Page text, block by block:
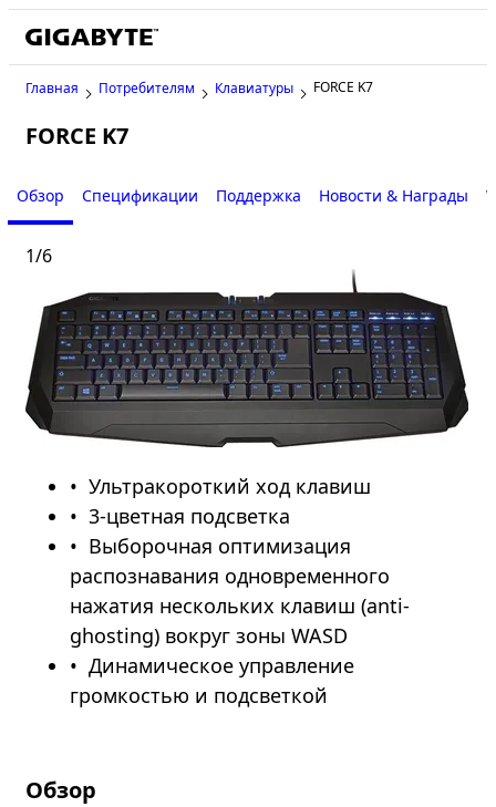
Главная Потребителям Клавиатуры FORCE K7
FORCE K7
Обзор Спецификации Поддержка Новости & Награды
1/6
Ультракороткий ход клавиш
3-цветная подсветка
Выборочная оптимизация
распознавания одновременного
нажатия нескольких клавиш (anti-
ghosting) вокруг зоны WASD
Динамическое управление
громкостью и подсветкой
Обзор